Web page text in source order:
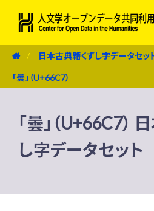
日本古典籍くずし字データセッ
「曇」（U+66C7）
「曇」（U+66C7）
し字データセット